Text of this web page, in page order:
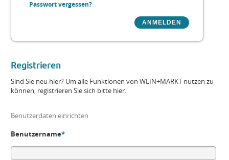
Passwort vergessen?
Registrieren
Sind Sie neu hier? Um alle Funktionen von WEIN+MARKT nutzen zu
können, registrieren Sie sich bitte hier.
Benutzerdaten einrichten
Benutzername*